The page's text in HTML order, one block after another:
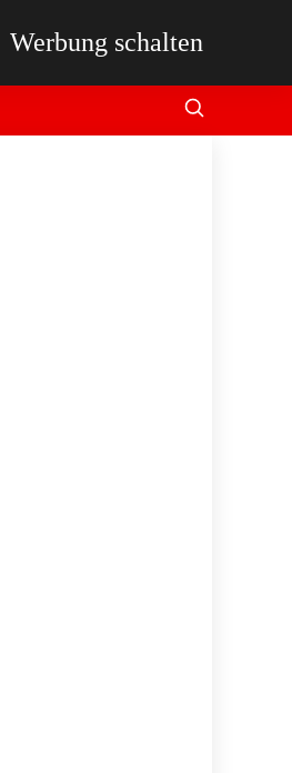
Werbung schalten